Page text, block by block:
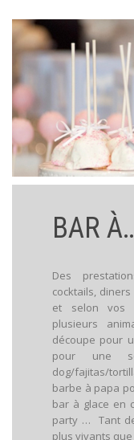
BAR
Des
cocktails,
et selon vos
plusieurs
découpe pour
pour une
dog/fajitas/
barbe à papa
bar à glace en
party … Tant
plus vivants